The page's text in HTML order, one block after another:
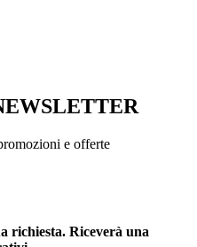
e offerte
richiesta. Riceverà una